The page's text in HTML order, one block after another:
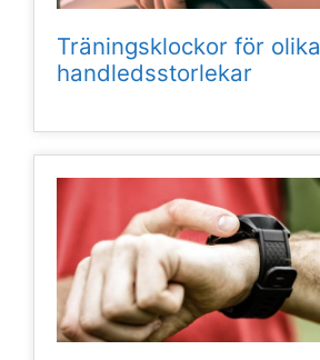
Träningsklockor för olika
handledsstorlekar